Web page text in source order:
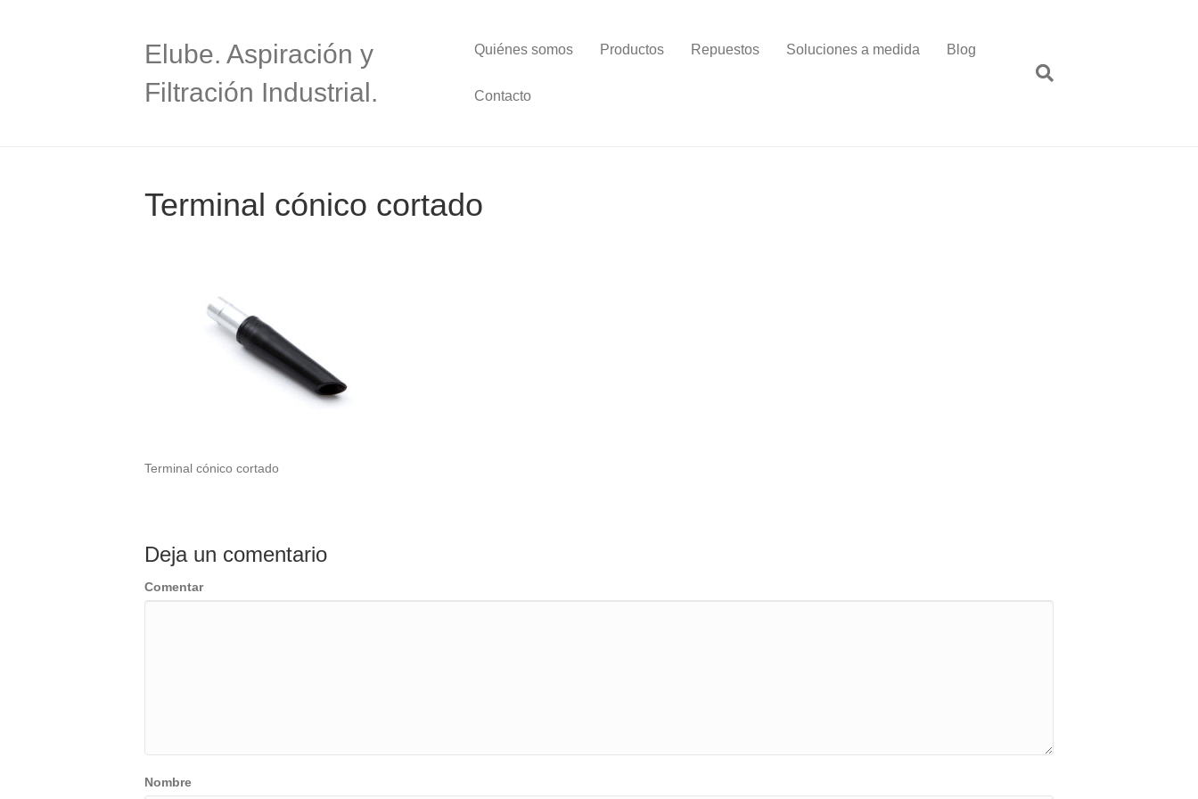
Elube. Aspiración y
Filtración Industrial.
Quiénes somos Productos Repuestos Soluciones a medida Blog
Contacto
Terminal cónico cortado
Terminal cónico cortado
Deja un comentario
Comentar
Nombre